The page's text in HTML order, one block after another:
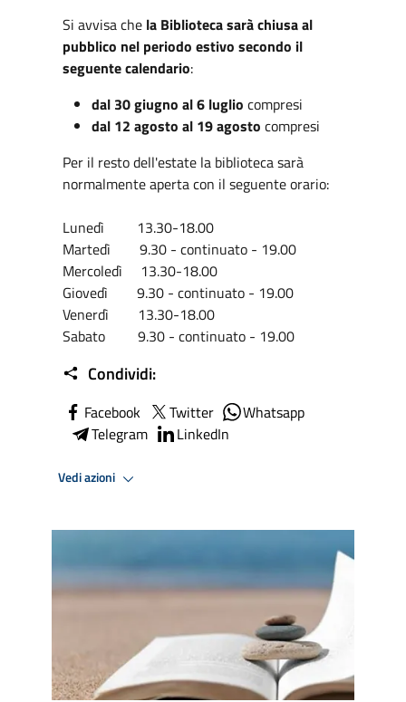
Si avvisa chela Biblioteca sarà chiusa al
pubblico nel periodo estivo secondo il
seguente calendario:
dal 30 giugno al 6 luglio compresi
dal 12 agosto al 19 agosto compresi
Per il resto dell'estate la biblioteca sarà
normalmente aperta con il seguente orario:
Lunedì 13.30-18.00
Martedì 9.30 - continuato - 19.00
Mercoledì 13.30-18.00
Giovedì 9.30 - continuato - 19.00
Venerdì 13.30-18.00
Sabato 9.30 - continuato - 19.00
Condividi:
Facebook Twitter
Whatsapp
Telegram
LinkedIn
Vedi azioni